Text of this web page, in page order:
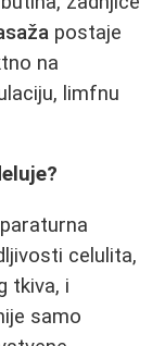
postaje
na
limfnu
celulita,
tkiva, i
samo